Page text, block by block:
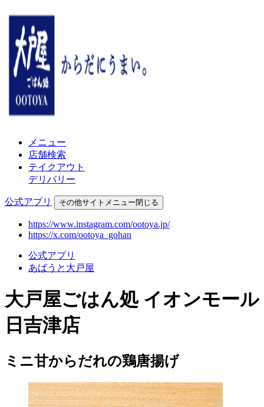
メニュー
店舗検索
テイクアウト
デリバリー
公式アプリ その他サイトメニュー閉じる
https://www.instagram.com/ootoya.jp/
https://x.com/ootoya_gohan
公式アプリ
あばうと大戸屋
大戸屋ごはん処 イオンモール
日吉津店
ミニ甘からだれの鶏唐揚げ